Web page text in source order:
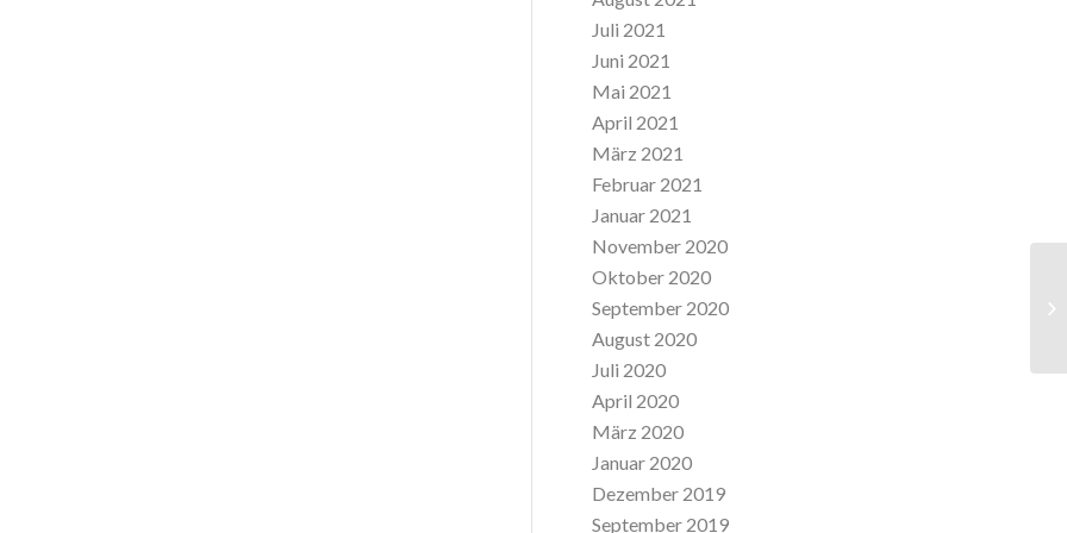
Juli 2021
Juni 2021
Mai 2021
April 2021
März 2021
Februar 2021
Januar 2021
November 2020
Oktober 2020
September 2020
August 2020
Juli 2020
April 2020
März 2020
Januar 2020
Dezember 2019
September 2019